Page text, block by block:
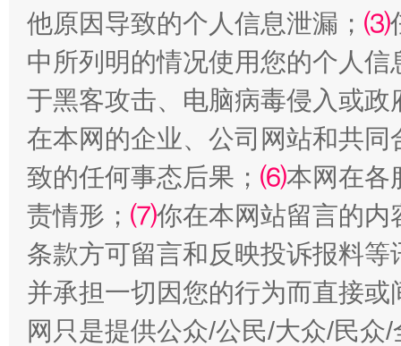
全民健身五年计划来了！等你上场
他原因导致的个人信息泄漏； ⑶
中所列明的情况使用您的个人
于黑客攻击、电脑病毒侵入或
在本网的企业、公司网站和共
致的任何事态后果； ⑹本网在各
责情形； ⑺你在本网站留言的内
条款方可留言和反映投诉报料
并承担一切因您的行为而直接
网只是提供公众/公民/大众/民